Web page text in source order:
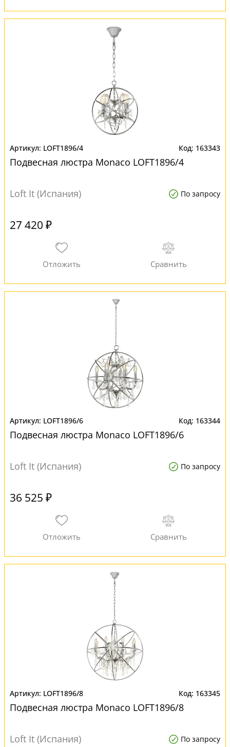
LOFT1896/4 163343
Подвесная люстра Monaco LOFT1896/4
Loft It (Испания) По запросу
27 420 ₽
LOFT1896/6 163344
Подвесная люстра Monaco LOFT1896/6
Loft It (Испания) По запросу
36 525 ₽
LOFT1896/8 163345
Подвесная люстра Monaco LOFT1896/8
Loft It (Испания) По запросу